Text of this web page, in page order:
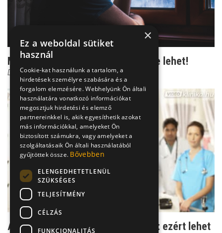
Mellrák: nem csak a nők betegsége lehet!
Dr. Szántó István
Allergiás reakciók a kemoterápiára: ezért lehet
×
Ez a weboldal sütiket
használ
Cookie-kat használunk a tartalom, a
hirdetések személyre szabására és a
forgalom elemzésére. Webhelyünk Ön általi
használatára vonatkozó információkat
megosztjuk hirdetési és elemző
partnereinkkel is, akik egyesíthetik azokat
más információkkal, amelyeket Ön
biztosított számukra, vagy amelyeket a
szolgáltatásaik Ön általi használatából
gyűjtöttek össze. Bővebben
ELENGEDHETETLENÜL
SZÜKSÉGES
TELJESÍTMÉNY
CÉLZÁS
FUNKCIONALITÁS